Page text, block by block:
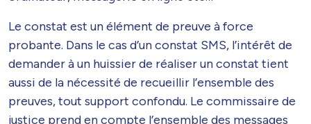
Le constat est un élément de preuve à force
probante. Dans le cas d’un constat SMS, l’intérêt de
demander à un huissier de réaliser un constat tient
aussi de la nécessité de recueillir l’ensemble des
preuves, tout support confondu. Le commissaire de
justice prend en compte l’ensemble des messages